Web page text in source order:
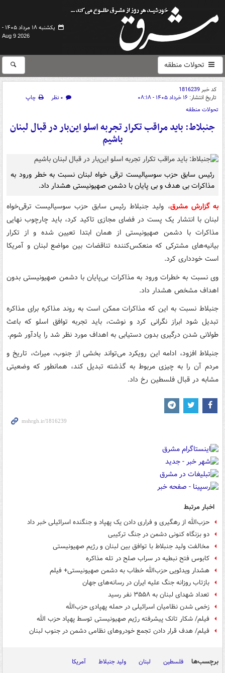
یکشنبه ۱۸ مرداد ۱۴۰۵ -
Aug 9 2026
تحولات منطقه
کد خبر1816239
تاریخ انتشار: ۱۶ خرداد ۱۴۰۵ - ۰۸:۱۸ ۰ نظر
چاپ
تحولات منطقه
جنبلاط: باید مراقب تکرار تجربه اسلو این‌بار در قبال لبنان
باشیم
رئیس سابق حزب سوسیالیست ترقی خواه لبنان نسبت به خطر ورود به
مذاکرات بی هدف و بی پایان با دشمن صهیونیستی هشدار داد.
به گزارش مشرق، ولید جنبلاط رئیس سابق حزب سوسیالیست ترقی‌خواه
لبنان با انتشار یک پست در فضای مجازی تاکید کرد، باید چارچوب نهایی
مذاکرات با دشمن صهیونیستی از همان ابتدا تعیین شده و از تکرار
بیانیه‌های مشترکی که منعکس‌کننده تناقضات بین مواضع لبنان و آمریکا
است خودداری کرد.
وی نسبت به خطرات ورود به مذاکرات بی‌پایان با دشمن صهیونیستی بدون
اهداف مشخص هشدار داد.
جنبلاط نسبت به این که مذاکرات ممکن است به روند مذاکره برای مذاکره
تبدیل شود ابراز نگرانی کرد و نوشت، باید تجربه توافق اسلو که باعث
طولانی شدن درگیری بدون دستیابی به اهداف مورد نظر شد را یادآور شوم.
جنبلاط افزود، ادامه این رویکرد می‌تواند بخشی از جنوب، میراث، تاریخ و
مردم آن را به چیزی مربوط به گذشته تبدیل کند، همانطور که وضعیتی
مشابه در قبال فلسطین رخ داد.
اخبار مرتبط
حزب‌الله از رهگیری و فراری دادن یک پهپاد و جنگنده اسرائیلی خبر داد
دو بزنگاه کنونی دشمن در جنگ ترکیبی
مخالفت ولید جنبلاط با توافق بین لبنان و رژیم صهیونیستی
کابوس فتح نبطیه در سراب صلح در تله مذاکره
هشدار ویدئویی حزب‌الله خطاب به دشمن صهیونیستی+ فیلم
بازتاب روزانه جنگ علیه ایران در رسانه‌های جهان
تعداد شهدای لبنان به ۳۵۵۸ نفر رسید
زخمی شدن نظامیان اسرائیلی در حمله پهپادی حزب‌الله
فیلم/ شکار تانک‌ پیشرفته رژیم صهیونیستی توسط پهپاد حزب الله
فیلم/ هدف قرار دادن تجمع خودروهای نظامی دشمن در جنوب لبنان
برچسب‌ها فلسطین لبنان ولید جنبلاط آمریکا